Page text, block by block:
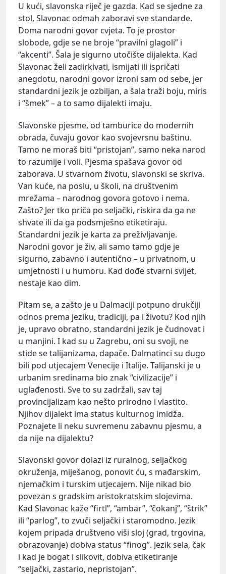
U kući, slavonska riječ je gazda. Kad se sjedne za
stol, Slavonac odmah zaboravi sve standarde.
Doma narodni govor cvjeta. To je prostor
slobode, gdje se ne broje “pravilni glagoli” i
“akcenti”. Šala je sigurno utočište dijalekta. Kad
Slavonac želi zadirkivati, ismijati ili ispričati
anegdotu, narodni govor izroni sam od sebe, jer
standardni jezik je ozbiljan, a šala traži boju, miris
i “šmek” – a to samo dijalekti imaju.
Slavonske pjesme, od tamburice do modernih
obrada, čuvaju govor kao svojevrsnu baštinu.
Tamo ne moraš biti “pristojan”, samo neka narod
to razumije i voli. Pjesma spašava govor od
zaborava. U stvarnom životu, slavonski se skriva.
Van kuće, na poslu, u školi, na društvenim
mrežama – narodnog govora gotovo i nema.
Zašto? Jer tko priča po seljački, riskira da ga ne
shvate ili da ga podsmješno etiketiraju.
Standardni jezik je karta za preživljavanje.
Narodni govor je živ, ali samo tamo gdje je
sigurno, zabavno i autentično – u privatnom, u
umjetnosti i u humoru. Kad dođe stvarni svijet,
nestaje kao dim.
Pitam se, a zašto je u Dalmaciji potpuno drukčiji
odnos prema jeziku, tradiciji, pa i životu? Kod njih
je, upravo obratno, standardni jezik je čudnovat i
u manjini. I kad su u Zagrebu, oni su svoji, ne
stide se talijanizama, dapače. Dalmatinci su dugo
bili pod utjecajem Venecije i Italije. Talijanski je u
urbanim sredinama bio znak “civilizacije” i
uglađenosti. Sve to su zadržali, sav taj
provincijalizam kao nešto prirodno i vlastito.
Njihov dijalekt ima status kulturnog imidža.
Poznajete li neku suvremenu zabavnu pjesmu, a
da nije na dijalektu?
Slavonski govor dolazi iz ruralnog, seljačkog
okruženja, miješanog, ponovit ću, s mađarskim,
njemačkim i turskim utjecajem. Nije nikad bio
povezan s gradskim aristokratskim slojevima.
Kad Slavonac kaže “firtl”, “ambar”, “čokanj”, “štrik”
ili “parlog”, to zvuči seljački i staromodno. Jezik
kojem pripada društveno viši sloj (grad, trgovina,
obrazovanje) dobiva status “finog”. Jezik sela, čak
i kad je bogat i slikovit, dobiva etiketiranje
“seljački, zastario, nepristojan”.